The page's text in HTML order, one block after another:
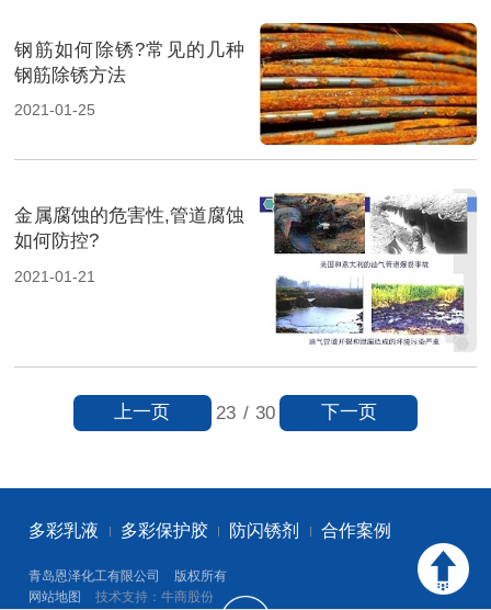
钢筋如何除锈?常见的几种
钢筋除锈方法
2021-01-25
金属腐蚀的危害性,管道腐蚀
如何防控?
2021-01-21
23 / 30
上一页 下一页
多彩乳液 多彩保护胶 防闪锈剂 合作案例
青岛恩泽化工有限公司
版权所有
网站地图
技术支持：牛商股份